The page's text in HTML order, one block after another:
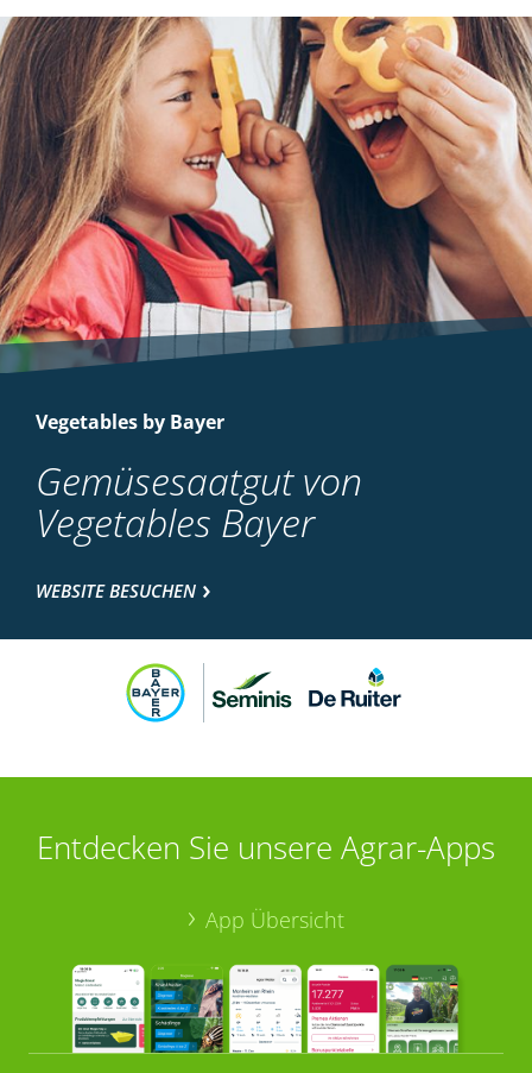
Vegetables by Bayer
Gemüsesaatgut von
Vegetables Bayer
WEBSITE BESUCHEN
Entdecken Sie unsere Agrar-Apps
App Übersicht